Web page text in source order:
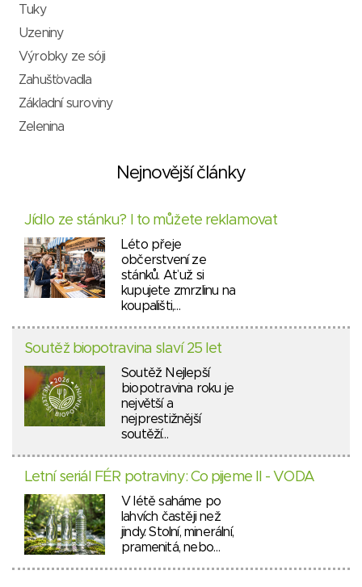
Tuky
Uzeniny
Výrobky ze sóji
Zahušťovadla
Základní suroviny
Zelenina
Nejnovější články
Jídlo ze stánku? I to můžete reklamovat
Léto přeje
občerstvení ze
stánků. Ať už si
kupujete zmrzlinu na
koupališti,…
Soutěž biopotravina slaví 25 let
Soutěž Nejlepší
biopotravina roku je
největší a
nejprestižnější
soutěží…
Letní seriál FÉR potraviny: Co pijeme II - VODA
V létě saháme po
lahvích častěji než
jindy. Stolní, minerální,
pramenitá, nebo…